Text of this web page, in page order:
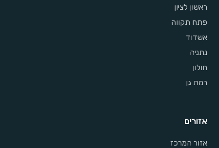
ראשון לציון
פתח תקווה
אשדוד
נתניה
חולון
רמת גן
אזורים
אזור המרכז